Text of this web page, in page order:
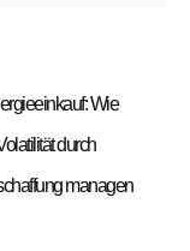
Wie
durch
managen